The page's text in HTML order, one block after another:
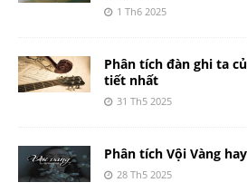
1 Th6 2025
Phân tích đàn ghi ta
tiết nhất
31 Th5 2025
Phân tích Vội Vàng
28 Th5 2025